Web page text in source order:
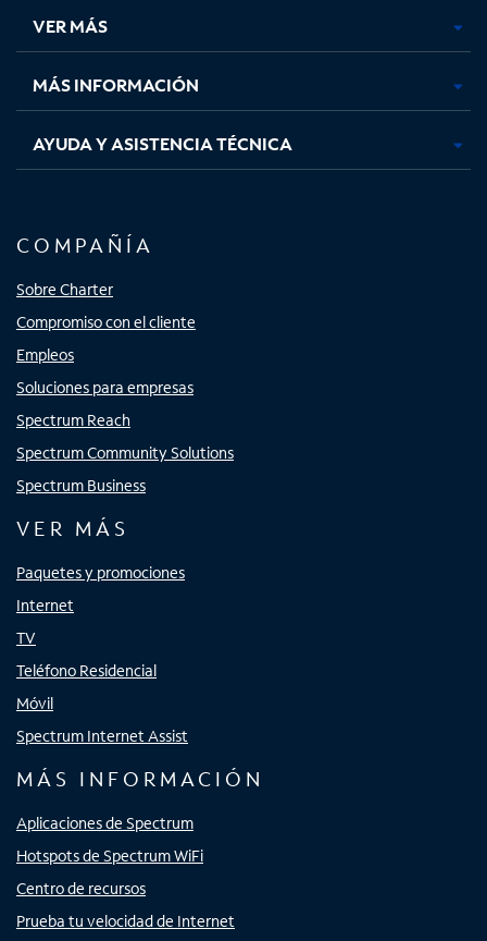
pestaña
nueva
pestaña
nueva
pestaña
nuevanueva
VER MÁS
MÁS INFORMACIÓN
AYUDA Y ASISTENCIA TÉCNICA
COMPAÑÍA
Sobre Charter
Compromiso con el cliente
Empleos
Soluciones para empresas
Spectrum Reach
Spectrum Community Solutions
Spectrum Business
VER MÁS
Paquetes y promociones
Internet
TV
Teléfono Residencial
Móvil
Spectrum Internet Assist
MÁS INFORMACIÓN
Aplicaciones de Spectrum
Hotspots de Spectrum WiFi
Centro de recursos
Prueba tu velocidad de Internet